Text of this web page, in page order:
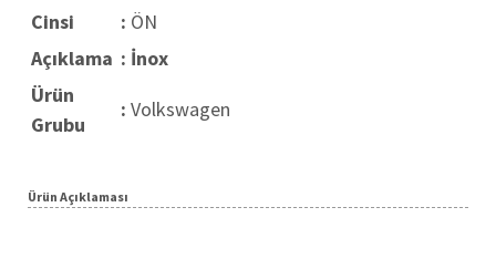
Cinsi : ÖN
Açıklama : İnox
Ürün
Grubu
: Volkswagen
Ürün Açıklaması